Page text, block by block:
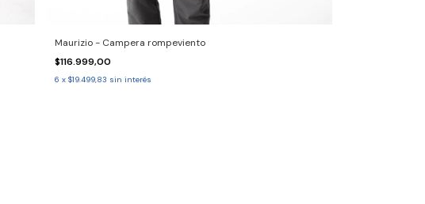
Maurizio - Campera rompeviento
$116.999,00
6 x $19.499,83 sin interés